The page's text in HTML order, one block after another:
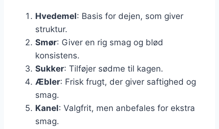
Hvedemel: Basis for dejen, som giver
struktur.
Smør: Giver en rig smag og blød
konsistens.
Sukker: Tilføjer sødme til kagen.
Æbler: Frisk frugt, der giver saftighed og
smag.
Kanel: Valgfrit, men anbefales for ekstra
smag.